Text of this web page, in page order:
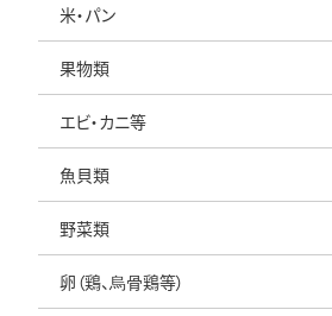
米・パン
果物類
エビ・カニ等
魚貝類
野菜類
卵（鶏、烏骨鶏等）